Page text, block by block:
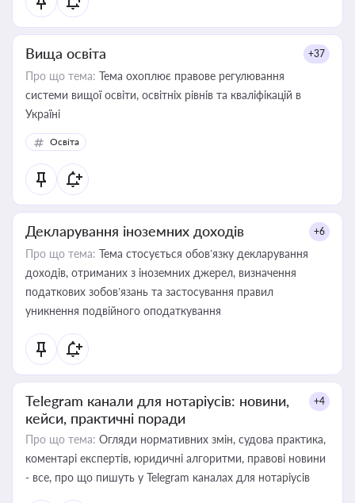
Вища освіта +37
Про що тема: Тема охоплює правове регулювання
системи вищої освіти, освітніх рівнів та кваліфікацій в
Україні
Освіта
Декларування іноземних доходів +6
Про що тема: Тема стосується обов’язку декларування
доходів, отриманих з іноземних джерел, визначення
податкових зобов’язань та застосування правил
уникнення подвійного оподаткування
Telegram канали для нотаріусів: новини,
кейси, практичні поради
+4
Про що тема: Огляди нормативних змін, судова практика,
коментарі експертів, юридичні алгоритми, правові новини
- все, про що пишуть у Telegram каналах для нотаріусів